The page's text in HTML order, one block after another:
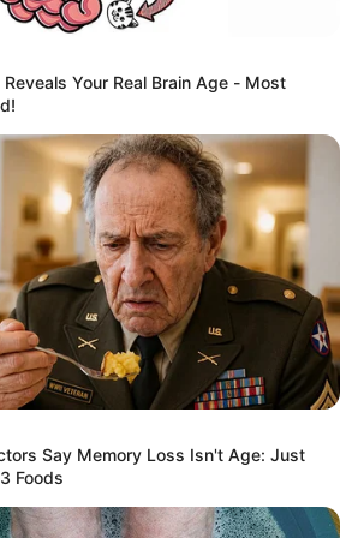
Your Real Brain Age - Most
Say Memory Loss Isn't Age: Just
Foods